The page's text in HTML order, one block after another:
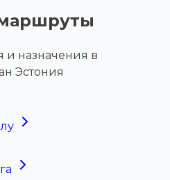
и назначения в
Эстония